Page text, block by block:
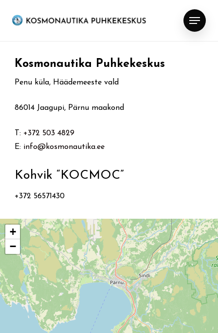
Menu
Kosmonautika Puhkekeskus
Penu küla, Häädemeeste vald
86014 Jaagupi, Pärnu maakond
T: +372 503 4829
E: info@kosmonautika.ee
Kohvik “KOCMOC”
+372 56571430
+
−